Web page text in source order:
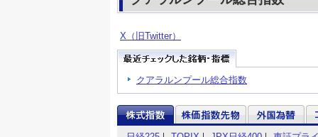
X（旧Twitter）
クアラルンプール総合指数